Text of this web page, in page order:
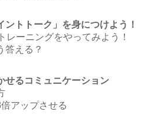
ントトーク」を身につけよう！
レーニングをやってみよう！
答える？
せるコミュニケーション
アップさせる